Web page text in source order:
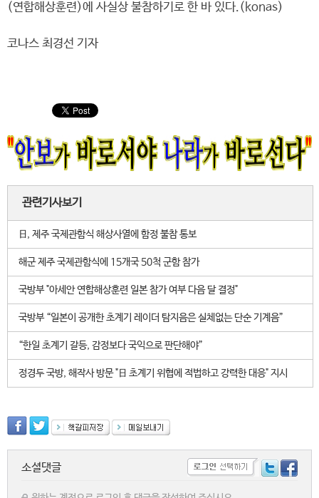
(연합해상훈련)에 사실상 불참하기로 한 바 있다.(konas)
코나스 최경선 기자
관련기사보기
日, 제주 국제관함식 해상사열에 함정 불참 통보
해군 제주 국제관함식에 15개국 50척 군함 참가
국방부 "아세안 연합해상훈련 일본 참가 여부 다음 달 결정"
국방부 “일본이 공개한 초계기 레이더 탐지음은 실체없는 단순 기계음”
“한일 초계기 갈등, 감정보다 국익으로 판단해야”
정경두 국방, 해작사 방문 "日 초계기 위협에 적법하고 강력한 대응" 지시
소셜댓글